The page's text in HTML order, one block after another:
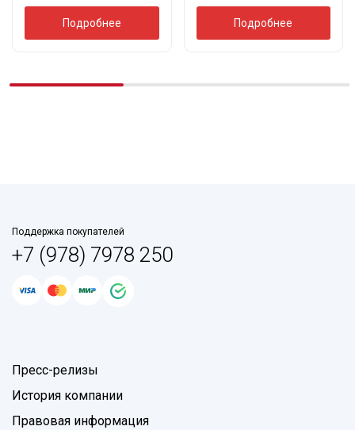
Подробнее Подробнее
Поддержка покупателей
+7 (978) 7978 250
Пресс-релизы
История компании
Правовая информация